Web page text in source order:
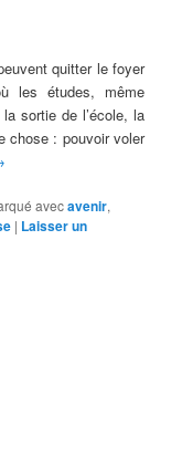
quitter le foyer
les études, même
sortie de l’école, la
chose : pouvoir voler
avecavenir,
| Laisser un